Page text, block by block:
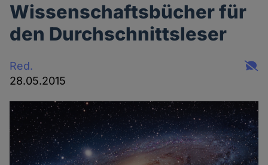
Wissenschaftsbücher für
den Durchschnittsleser
Red.
28.05.2015